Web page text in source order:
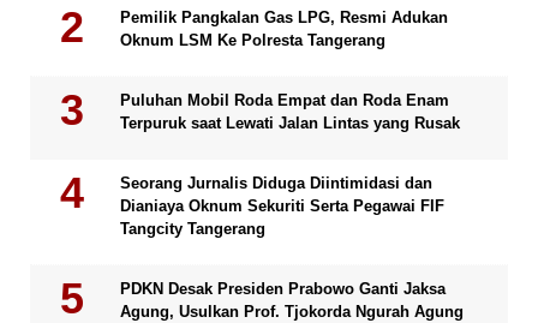
Pemilik Pangkalan Gas LPG, Resmi Adukan
Oknum LSM Ke Polresta Tangerang
Puluhan Mobil Roda Empat dan Roda Enam
Terpuruk saat Lewati Jalan Lintas yang Rusak
Seorang Jurnalis Diduga Diintimidasi dan
Dianiaya Oknum Sekuriti Serta Pegawai FIF
Tangcity Tangerang
PDKN Desak Presiden Prabowo Ganti Jaksa
Agung, Usulkan Prof. Tjokorda Ngurah Agung